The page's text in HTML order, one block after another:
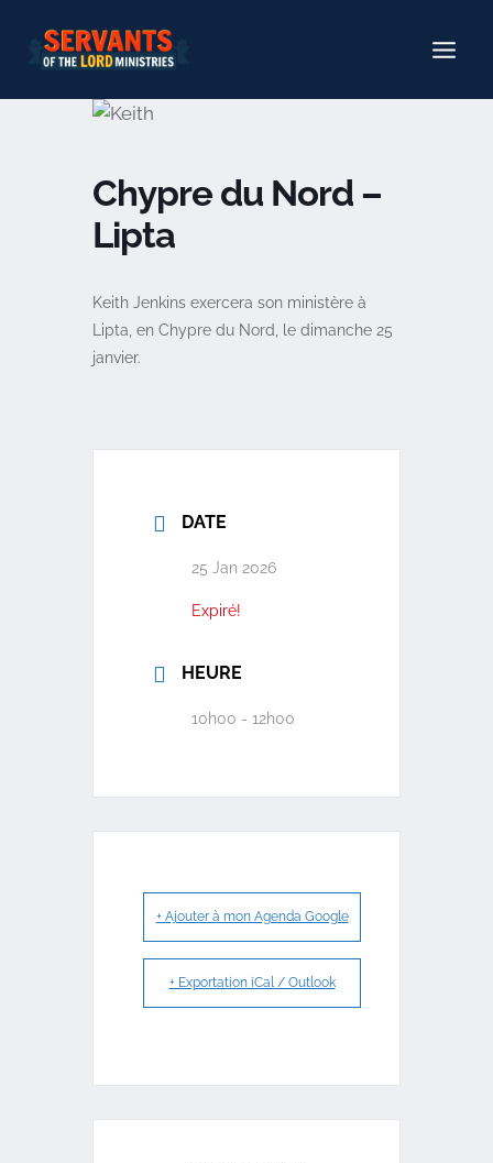
contenu
Chypre du Nord –
Lipta
Keith Jenkins exercera son ministère à
Lipta, en Chypre du Nord, le dimanche 25
janvier.
DATE
25 Jan 2026
Expiré!
HEURE
10h00 - 12h00
+ Ajouter à mon Agenda Google
+ Exportation iCal / Outlook